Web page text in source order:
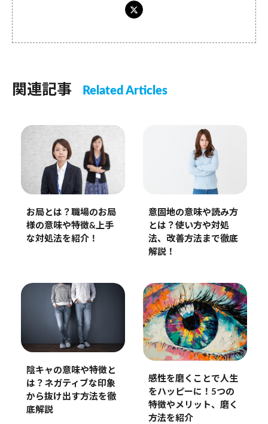
関連記事 Related Articles
お局とは？職場のお局
様の意味や特徴&上手
な対処法を紹介！
意固地の意味や読み方
とは？使い方や対処
法、改善方法まで徹底
解説！
陰キャの意味や特徴と
は？ネガティブな印象
から抜け出す方法を徹
底解説
感性を磨くことで人生
をハッピーに！5つの
特徴やメリット、磨く
方法を紹介